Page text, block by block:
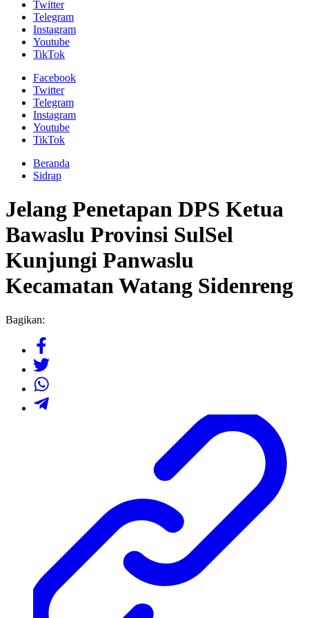
Twitter
Telegram
Instagram
Youtube
TikTok
Facebook
Twitter
Telegram
Instagram
Youtube
TikTok
Beranda
Sidrap
Jelang Penetapan DPS Ketua
Bawaslu Provinsi SulSel
Kunjungi Panwaslu
Kecamatan Watang Sidenreng
Bagikan: